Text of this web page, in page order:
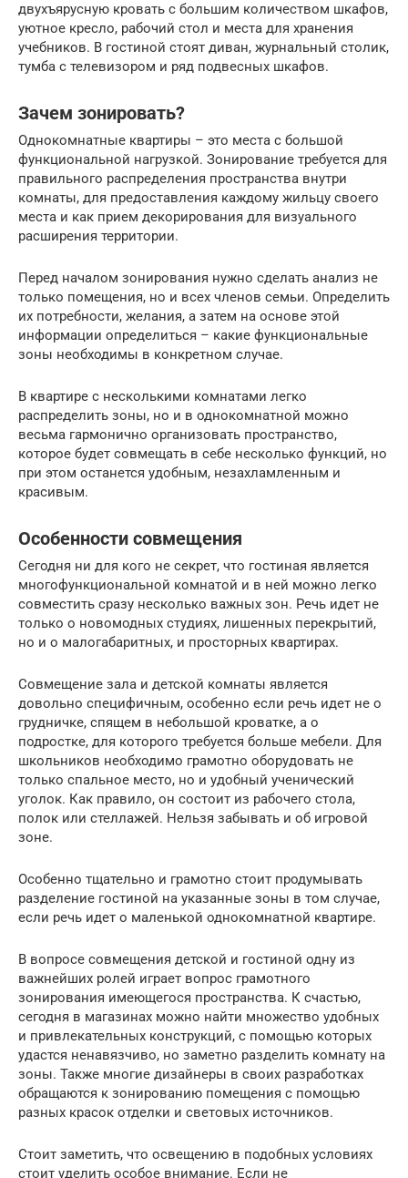
двухъярусную кровать с большим количеством шкафов,
уютное кресло, рабочий стол и места для хранения
учебников. В гостиной стоят диван, журнальный столик,
тумба с телевизором и ряд подвесных шкафов.
Зачем зонировать?
Однокомнатные квартиры – это места с большой
функциональной нагрузкой. Зонирование требуется для
правильного распределения пространства внутри
комнаты, для предоставления каждому жильцу своего
места и как прием декорирования для визуального
расширения территории.
Перед началом зонирования нужно сделать анализ не
только помещения, но и всех членов семьи. Определить
их потребности, желания, а затем на основе этой
информации определиться – какие функциональные
зоны необходимы в конкретном случае.
В квартире с несколькими комнатами легко
распределить зоны, но и в однокомнатной можно
весьма гармонично организовать пространство,
которое будет совмещать в себе несколько функций, но
при этом останется удобным, незахламленным и
красивым.
Особенности совмещения
Сегодня ни для кого не секрет, что гостиная является
многофункциональной комнатой и в ней можно легко
совместить сразу несколько важных зон. Речь идет не
только о новомодных студиях, лишенных перекрытий,
но и о малогабаритных, и просторных квартирах.
Совмещение зала и детской комнаты является
довольно специфичным, особенно если речь идет не о
грудничке, спящем в небольшой кроватке, а о
подростке, для которого требуется больше мебели. Для
школьников необходимо грамотно оборудовать не
только спальное место, но и удобный ученический
уголок. Как правило, он состоит из рабочего стола,
полок или стеллажей. Нельзя забывать и об игровой
зоне.
Особенно тщательно и грамотно стоит продумывать
разделение гостиной на указанные зоны в том случае,
если речь идет о маленькой однокомнатной квартире.
В вопросе совмещения детской и гостиной одну из
важнейших ролей играет вопрос грамотного
зонирования имеющегося пространства. К счастью,
сегодня в магазинах можно найти множество удобных
и привлекательных конструкций, с помощью которых
удастся ненавязчиво, но заметно разделить комнату на
зоны. Также многие дизайнеры в своих разработках
обращаются к зонированию помещения с помощью
разных красок отделки и световых источников.
Стоит заметить, что освещению в подобных условиях
стоит уделить особое внимание. Если не